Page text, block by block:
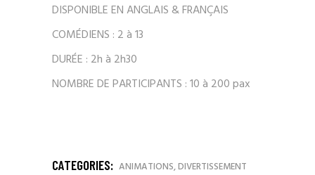
DISPONIBLE EN ANGLAIS & FRANÇAIS
COMÉDIENS : 2 à 13
DURÉE : 2h à 2h30
NOMBRE DE PARTICIPANTS : 10 à 200 pax
CATEGORIES: ANIMATIONS,DIVERTISSEMENT